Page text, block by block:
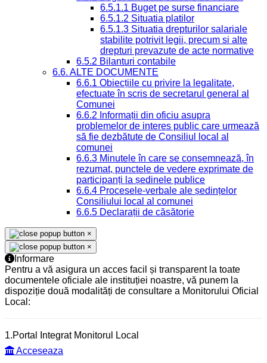
6.5.1.1 Buget pe surse financiare
6.5.1.2 Situatia platilor
6.5.1.3 Situatia drepturilor salariale
stabilite potrivit legii, precum si alte
drepturi prevazute de acte normative
6.5.2 Bilanturi contabile
6.6. ALTE DOCUMENTE
6.6.1 Obiecțiile cu privire la legalitate,
efectuate în scris de secretarul general al
Comunei
6.6.2 Informații din oficiu asupra
problemelor de interes public care urmează
să fie dezbătute de Consiliul local al
comunei
6.6.3 Minutele în care se consemnează, în
rezumat, punctele de vedere exprimate de
participanți la ședinele publice
6.6.4 Procesele-verbale ale ședințelor
Consiliului local al comunei
6.6.5 Declarații de căsătorie
×
×
Informare
Pentru a vă asigura un acces facil și transparent la toate
documentele oficiale ale instituției noastre, vă punem la
dispoziție două modalități de consultare a Monitorului Oficial
Local:
1.Portal Integrat Monitorul Local
Acceseaza